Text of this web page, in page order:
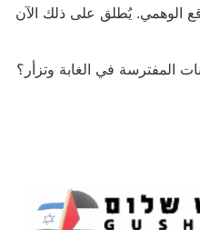
الوهمي. يُطلق على ذلك الآن
المفترسة في الغابة وتزأر؟